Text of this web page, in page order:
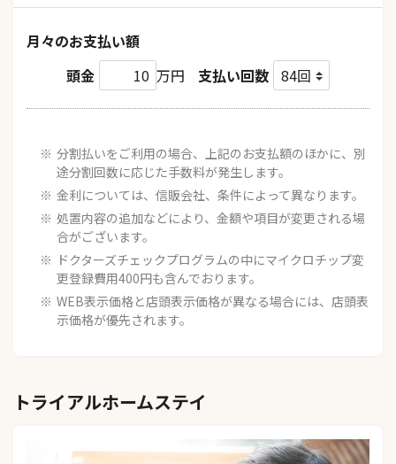
月々のお支払い額
頭金
万円 支払い回数
分割払いをご利用の場合、上記のお支払額のほかに、別
途分割回数に応じた手数料が発生します。
金利については、信販会社、条件によって異なります。
処置内容の追加などにより、金額や項目が変更される場
合がございます。
ドクターズチェックプログラムの中にマイクロチップ変
更登録費用400円も含んでおります。
WEB表示価格と店頭表示価格が異なる場合には、店頭表
示価格が優先されます。
トライアルホームステイ